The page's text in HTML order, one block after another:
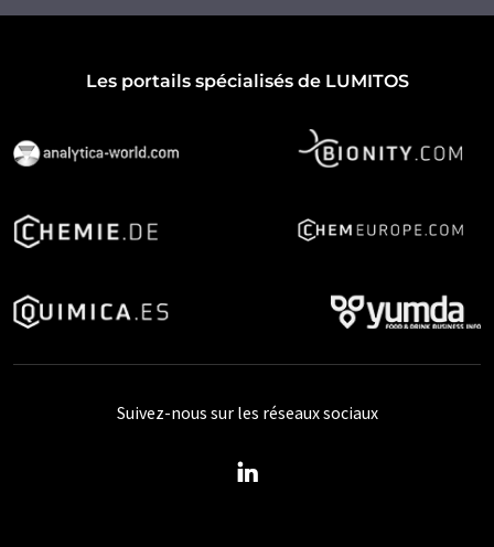
Les portails spécialisés de LUMITOS
Suivez-nous sur les réseaux sociaux